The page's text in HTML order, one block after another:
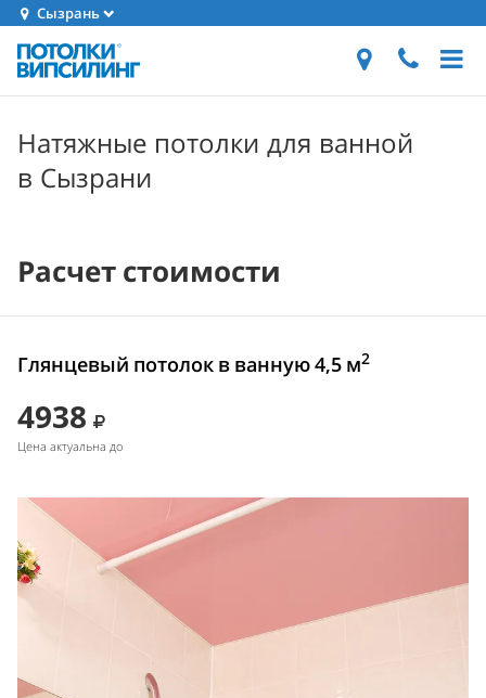
Сызрань
Натяжные потолки для ванной
в Сызрани
Расчет стоимости
Глянцевый потолок в ванную 4,5 м2
4938
Цена актуальна до